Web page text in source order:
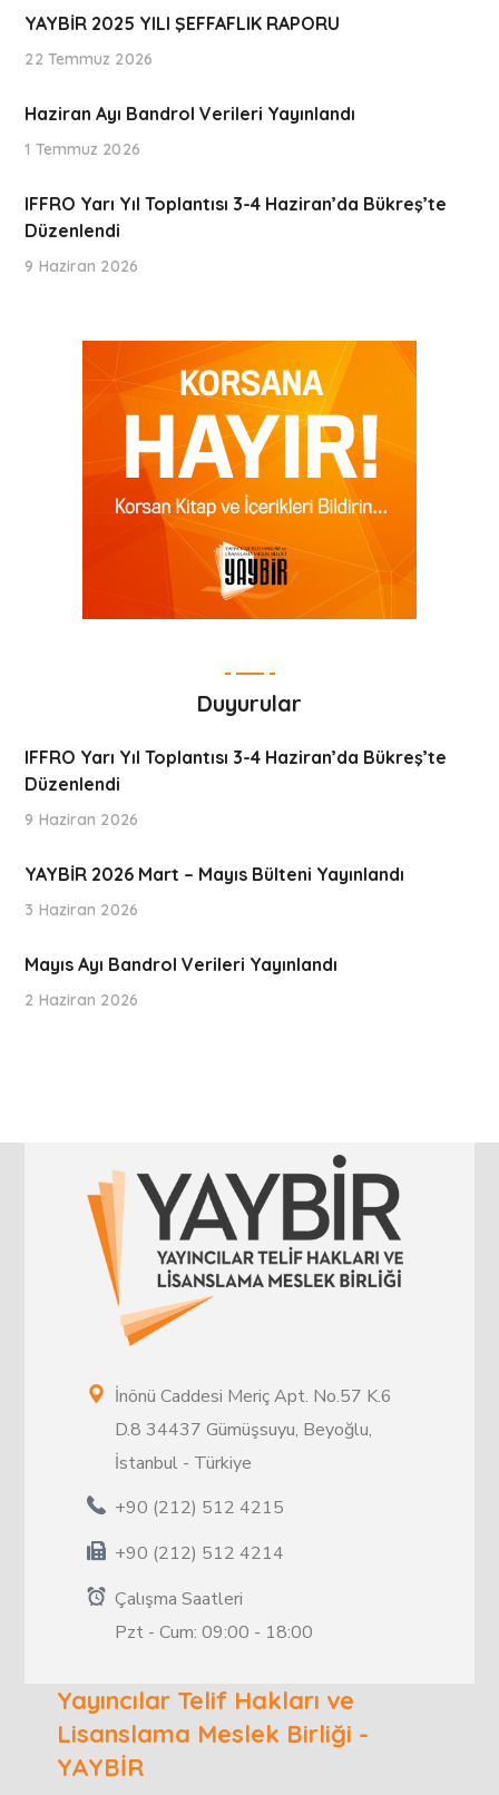
YAYBİR 2025 YILI ŞEFFAFLIK RAPORU
22 Temmuz 2026
Haziran Ayı Bandrol Verileri Yayınlandı
1 Temmuz 2026
IFFRO Yarı Yıl Toplantısı 3-4 Haziran’da Bükreş’te
Düzenlendi
9 Haziran 2026
Duyurular
IFFRO Yarı Yıl Toplantısı 3-4 Haziran’da Bükreş’te
Düzenlendi
9 Haziran 2026
YAYBİR 2026 Mart – Mayıs Bülteni Yayınlandı
3 Haziran 2026
Mayıs Ayı Bandrol Verileri Yayınlandı
2 Haziran 2026
İnönü Caddesi Meriç Apt. No.57 K.6
D.8 34437 Gümüşsuyu, Beyoğlu,
İstanbul - Türkiye
+90 (212) 512 4215
+90 (212) 512 4214
Çalışma Saatleri
Pzt - Cum: 09:00 - 18:00
Yayıncılar Telif Hakları ve
Lisanslama Meslek Birliği -
YAYBİR